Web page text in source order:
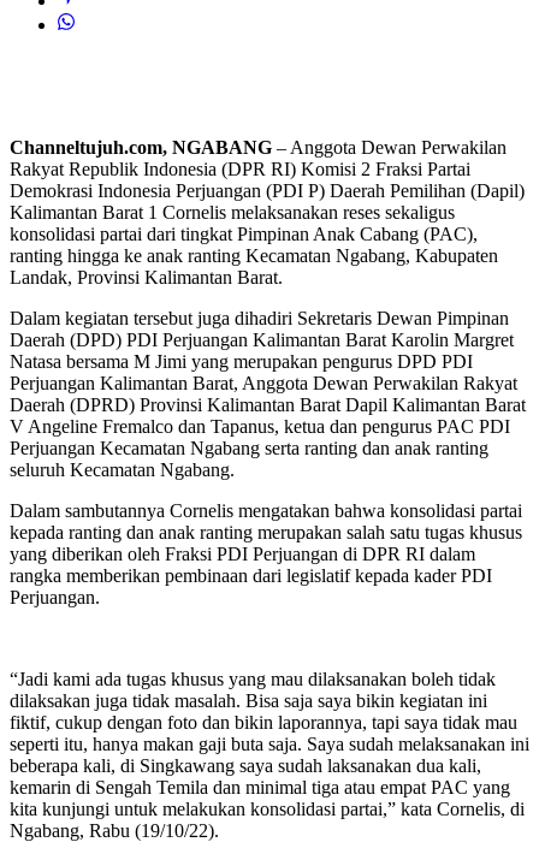
Channeltujuh.com, NGABANG – Anggota Dewan Perwakilan
Rakyat Republik Indonesia (DPR RI) Komisi 2 Fraksi Partai
Demokrasi Indonesia Perjuangan (PDI P) Daerah Pemilihan (Dapil)
Kalimantan Barat 1 Cornelis melaksanakan reses sekaligus
konsolidasi partai dari tingkat Pimpinan Anak Cabang (PAC),
ranting hingga ke anak ranting Kecamatan Ngabang, Kabupaten
Landak, Provinsi Kalimantan Barat.
Dalam kegiatan tersebut juga dihadiri Sekretaris Dewan Pimpinan
Daerah (DPD) PDI Perjuangan Kalimantan Barat Karolin Margret
Natasa bersama M Jimi yang merupakan pengurus DPD PDI
Perjuangan Kalimantan Barat, Anggota Dewan Perwakilan Rakyat
Daerah (DPRD) Provinsi Kalimantan Barat Dapil Kalimantan Barat
V Angeline Fremalco dan Tapanus, ketua dan pengurus PAC PDI
Perjuangan Kecamatan Ngabang serta ranting dan anak ranting
seluruh Kecamatan Ngabang.
Dalam sambutannya Cornelis mengatakan bahwa konsolidasi partai
kepada ranting dan anak ranting merupakan salah satu tugas khusus
yang diberikan oleh Fraksi PDI Perjuangan di DPR RI dalam
rangka memberikan pembinaan dari legislatif kepada kader PDI
Perjuangan.
“Jadi kami ada tugas khusus yang mau dilaksanakan boleh tidak
dilaksakan juga tidak masalah. Bisa saja saya bikin kegiatan ini
fiktif, cukup dengan foto dan bikin laporannya, tapi saya tidak mau
seperti itu, hanya makan gaji buta saja. Saya sudah melaksanakan ini
beberapa kali, di Singkawang saya sudah laksanakan dua kali,
kemarin di Sengah Temila dan minimal tiga atau empat PAC yang
kita kunjungi untuk melakukan konsolidasi partai,” kata Cornelis, di
Ngabang, Rabu (19/10/22).